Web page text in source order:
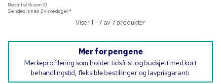
Bestill så få som10
Sendes innen 2 virkedager*
Viser 1 - 7 av 7 produkter
Mer for pengene
Merkeprofilering som holder tidsfrist og budsjett med kort
behandlingstid, fleksible bestillinger og lavprisgaranti.